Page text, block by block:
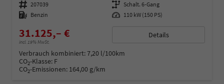
Fahrzeugnummer 207039 Getriebe Schalt. 6-Gang
Kraftstoff Benzin Leistung 110 kW (150 PS)
31.125,– €
incl. 19% MwSt.
Details
Verbrauch kombiniert:7,20 l/100km
CO2-Klasse: F
CO2-Emissionen: 164,00 g/km